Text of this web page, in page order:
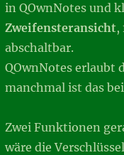
in QOwnNotes und
Zweifensteransicht,
abschaltbar.
QOwnNotes erlaubt
manchmal ist das
Zwei Funktionen
wäre die